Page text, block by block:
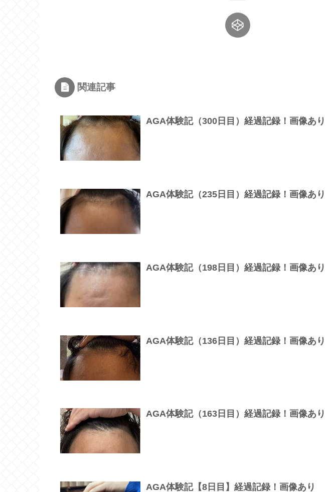
関連記事
AGA体験記（300日目）経過記録！画像あり
AGA体験記（235日目）経過記録！画像あり
AGA体験記（198日目）経過記録！画像あり
AGA体験記（136日目）経過記録！画像あり
AGA体験記（163日目）経過記録！画像あり
AGA体験記【8日目】経過記録！画像あり